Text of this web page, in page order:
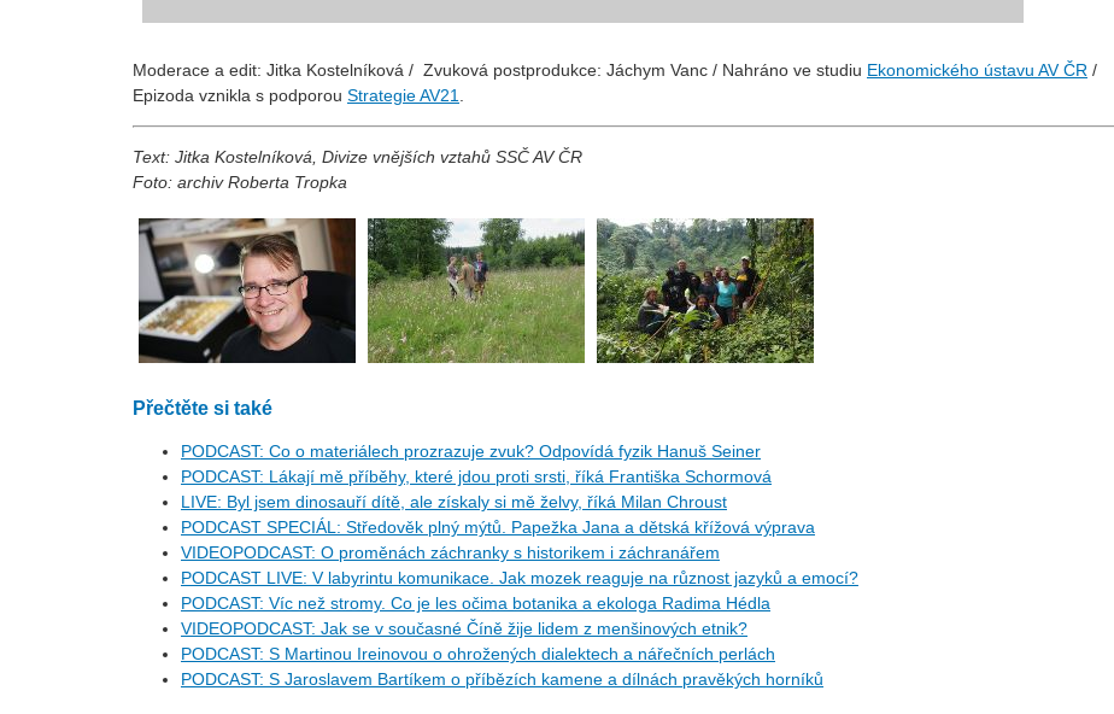
Moderace a edit: Jitka Kostelníková / Zvuková postprodukce: Jáchym Vanc / Nahráno ve studiu Ekonomického ústavu AV ČR /
Epizoda vznikla s podporou ⁠Strategie AV21⁠.
Text: Jitka Kostelníková, Divize vnějších vztahů SSČ AV ČR
Foto: archiv Roberta Tropka
Přečtěte si také
PODCAST: Co o materiálech prozrazuje zvuk? Odpovídá fyzik Hanuš Seiner
PODCAST: Lákají mě příběhy, které jdou proti srsti, říká Františka Schormová
LIVE: Byl jsem dinosauří dítě, ale získaly si mě želvy, říká Milan Chroust
PODCAST SPECIÁL: Středověk plný mýtů. Papežka Jana a dětská křížová výprava
VIDEOPODCAST: O proměnách záchranky s historikem i záchranářem
PODCAST LIVE: V labyrintu komunikace. Jak mozek reaguje na různost jazyků a emocí?
PODCAST: Víc než stromy. Co je les očima botanika a ekologa Radima Hédla
VIDEOPODCAST: Jak se v současné Číně žije lidem z menšinových etnik?
PODCAST: S Martinou Ireinovou o ohrožených dialektech a nářečních perlách
PODCAST: S Jaroslavem Bartíkem o příbězích kamene a dílnách pravěkých horníků